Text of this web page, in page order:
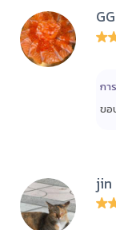
กา
ขอ
jin